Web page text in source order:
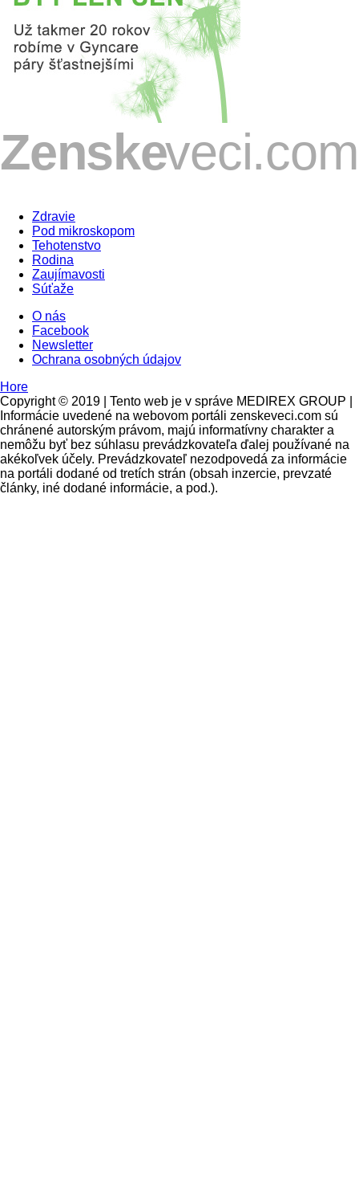
Zdravie
Pod mikroskopom
Tehotenstvo
Rodina
Zaujímavosti
Súťaže
O nás
Facebook
Newsletter
Ochrana osobných údajov
Hore
Copyright © 2019 | Tento web je v správe MEDIREX GROUP |
Informácie uvedené na webovom portáli zenskeveci.com sú
chránené autorským právom, majú informatívny charakter a
nemôžu byť bez súhlasu prevádzkovateľa ďalej používané na
akékoľvek účely. Prevádzkovateľ nezodpovedá za informácie
na portáli dodané od tretích strán (obsah inzercie, prevzaté
články, iné dodané informácie, a pod.).